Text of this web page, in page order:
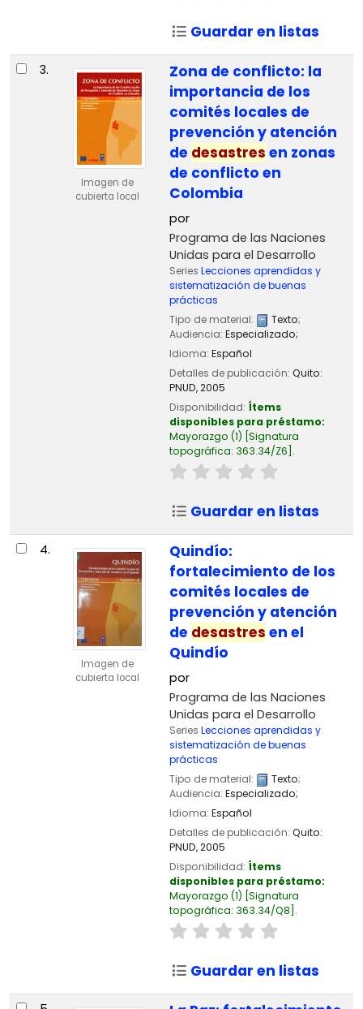
Guardar en listas
3.
Imagen de
cubierta local
Zona de conflicto: la
importancia de los
comités locales de
prevención y atención
de desastres en zonas
de conflicto en
Colombia
por
Programa de las Naciones
Unidas para el Desarrollo
Series Lecciones aprendidas y
sistematización de buenas
prácticas
Tipo de material:
Texto;
Audiencia: Especializado;
Idioma: Español
Detalles de publicación: Quito:
PNUD,2005
Disponibilidad: Ítems
disponibles para préstamo:
Mayorazgo (1) Signatura
topográfica: 363.34/Z6 .
Guardar en listas
4.
Imagen de
cubierta local
Quindío:
fortalecimiento de los
comités locales de
prevención y atención
de desastres en el
Quindío
por
Programa de las Naciones
Unidas para el Desarrollo
Series Lecciones aprendidas y
sistematización de buenas
prácticas
Tipo de material:
Texto;
Audiencia: Especializado;
Idioma: Español
Detalles de publicación: Quito:
PNUD,2005
Disponibilidad: Ítems
disponibles para préstamo:
Mayorazgo (1) Signatura
topográfica: 363.34/Q8 .
Guardar en listas